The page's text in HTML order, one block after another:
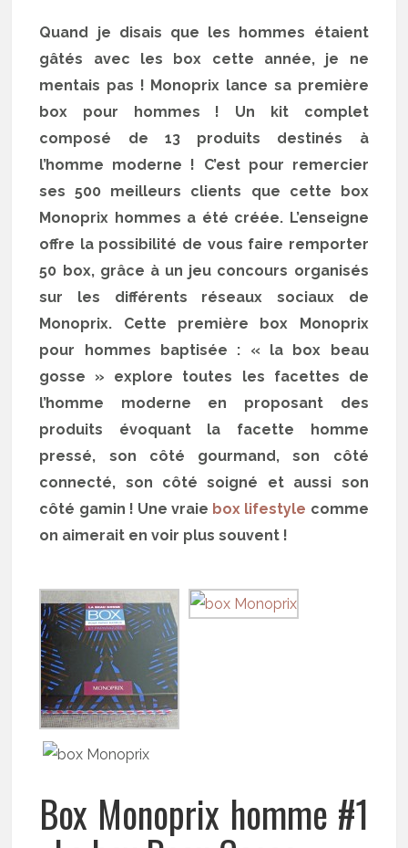
Quand je disais que les hommes étaient
gâtés avec les box cette année, je ne
mentais pas ! Monoprix lance sa première
box pour hommes ! Un kit complet
composé de 13 produits destinés à
l’homme moderne ! C’est pour remercier
ses 500 meilleurs clients que cette box
Monoprix hommes a été créée. L’enseigne
offre la possibilité de vous faire remporter
50 box, grâce à un jeu concours organisés
sur les différents réseaux sociaux de
Monoprix. Cette première box Monoprix
pour hommes baptisée : « la box beau
gosse » explore toutes les facettes de
l’homme moderne en proposant des
produits évoquant la facette homme
pressé, son côté gourmand, son côté
connecté, son côté soigné et aussi son
côté gamin ! Une vraie box lifestyle comme
on aimerait en voir plus souvent !
Box Monoprix homme #1